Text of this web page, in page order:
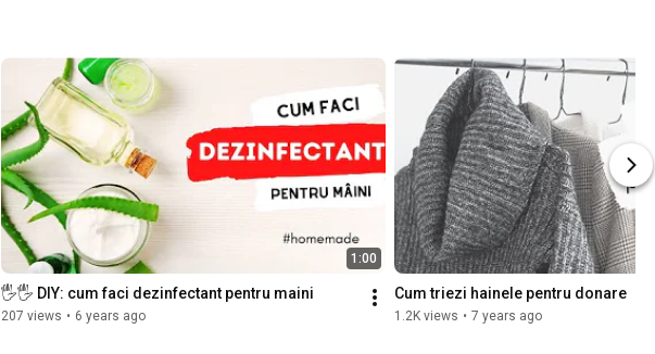
1:00
🖐️🖐️ DIY: cum faci dezinfectant pentru maini
207 views • 6 years ago
Cum triezi hainele pentru donare
1.2K views • 7 years ago